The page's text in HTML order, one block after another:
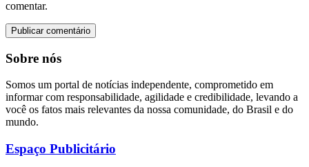
comentar.
Sobre nós
Somos um portal de notícias independente, comprometido em
informar com responsabilidade, agilidade e credibilidade, levando a
você os fatos mais relevantes da nossa comunidade, do Brasil e do
mundo.
Espaço Publicitário